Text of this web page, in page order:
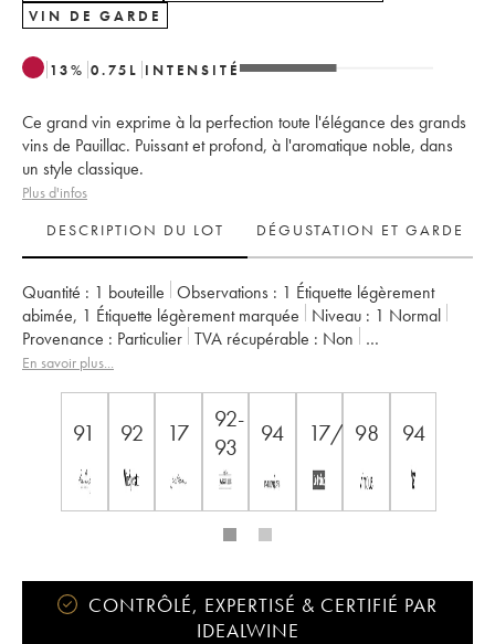
VIN DE GARDE
13% 0.75 L INTENSITÉ
Ce grand vin exprime à la perfection toute l'élégance des grands
vins de Pauillac. Puissant et profond, à l'aromatique noble, dans
un style classique.
Plus d'infos
DESCRIPTION DU LOT
DÉGUSTATION ET GARDE
Quantité : 1 bouteille Observations : 1 Étiquette légèrement
abimée, 1 Étiquette légèrement marquée Niveau : 1 Normal
Provenance : particulier TVA récupérable :
non
Région :
Bordeaux
Château Pichon Baron
En savoir plus...
91 92 17
92-
93
94 17/2098 94
CONTRÔLÉ, EXPERTISÉ & CERTIFIÉ PAR
IDEALWINE